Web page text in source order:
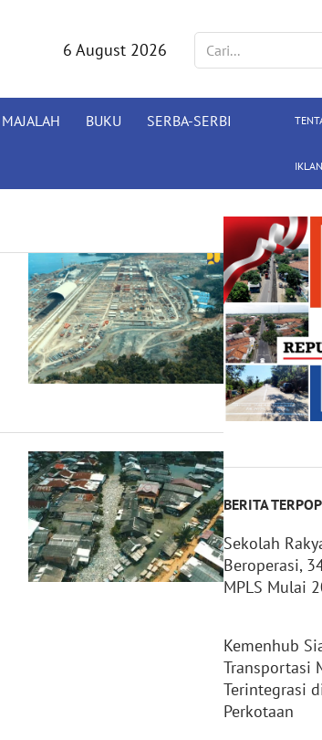
6 August 2026
MAJALAH BUKU SERBA-SERBI
BERITA
Sekolah
Beroperasi,
MPLS Mulai
Kemenhub
Transportasi
Terintegrasi
Perkotaan